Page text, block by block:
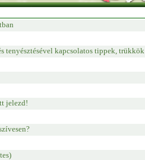
tenyésztésével kapcsolatos tippek, trükkök
jelezd!